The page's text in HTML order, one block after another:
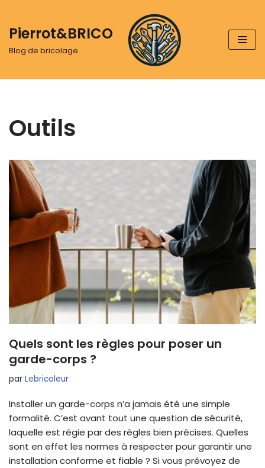
Aller
au
Pierrot&BRICO
Blog de bricolage
Outils
Quels sont les règles pour poser un
garde-corps ?
par Lebricoleur
Installer un garde-corps n’a jamais été une simple
formalité. C’est avant tout une question de sécurité,
laquelle est régie par des règles bien précises. Quelles
sont en effet les normes à respecter pour garantir une
installation conforme et fiable ? Si vous prévoyez de